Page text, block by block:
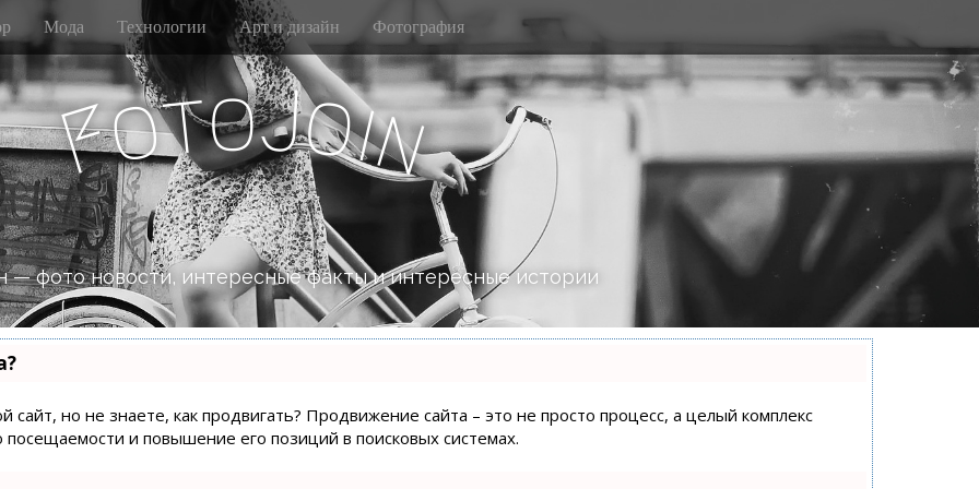
Мода Технологии Арт и дизайн Фотография
FotoJoi
n
— фото новости, интересные факты и интересные истории
сайт, но не знаете, как продвигать? Продвижение сайта – это не просто процесс, а целый комплекс
и повышение его позиций в поисковых системах.